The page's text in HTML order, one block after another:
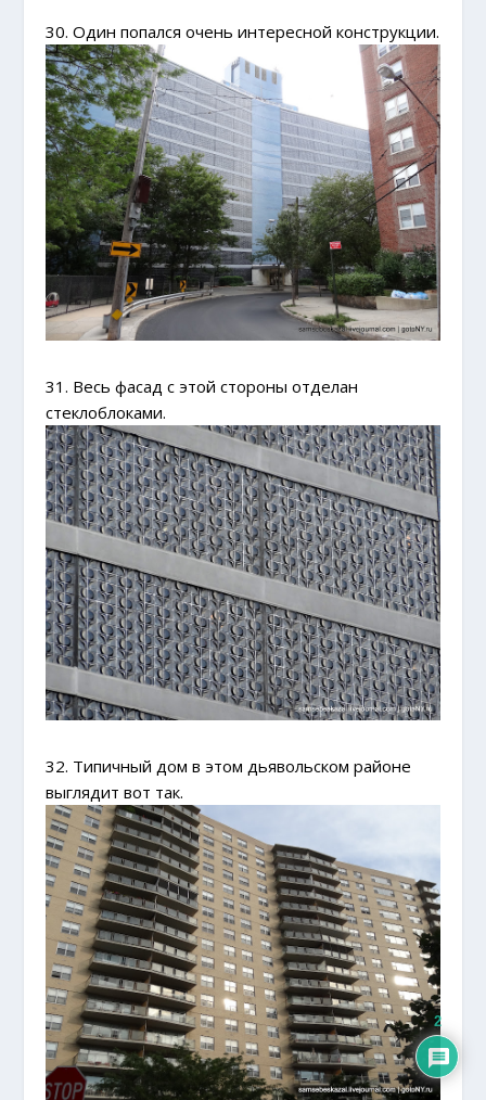
30. Один попался очень интересной конструкции.
31. Весь фасад с этой стороны отделан
стеклоблоками.
32. Типичный дом в этом дьявольском районе
выглядит вот так.
2